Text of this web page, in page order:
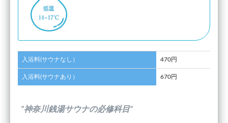
入浴料(サウナなし） 470円
入浴料(サウナあり） 670円
”神奈川銭湯サウナの必修科目”